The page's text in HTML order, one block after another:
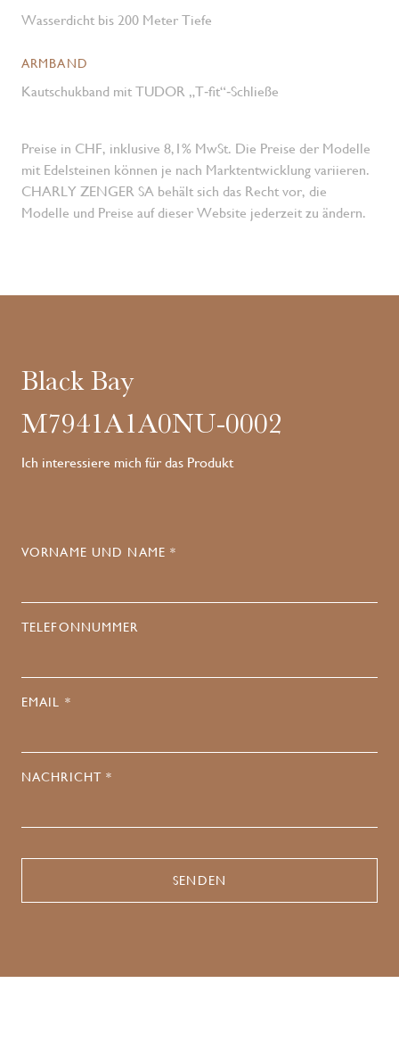
Wasserdicht bis 200 Meter Tiefe
ARMBAND
Kautschukband mit TUDOR „T‑fit“‑Schließe
Preise in CHF, inklusive 8,1% MwSt. Die Preise der Modelle
mit Edelsteinen können je nach Marktentwicklung variieren.
CHARLY ZENGER SA behält sich das Recht vor, die
Modelle und Preise auf dieser Website jederzeit zu ändern.
Black Bay
M7941A1A0NU-0002
Ich interessiere mich für das Produkt
VORNAME UND NAME *
TELEFONNUMMER
EMAIL *
NACHRICHT *